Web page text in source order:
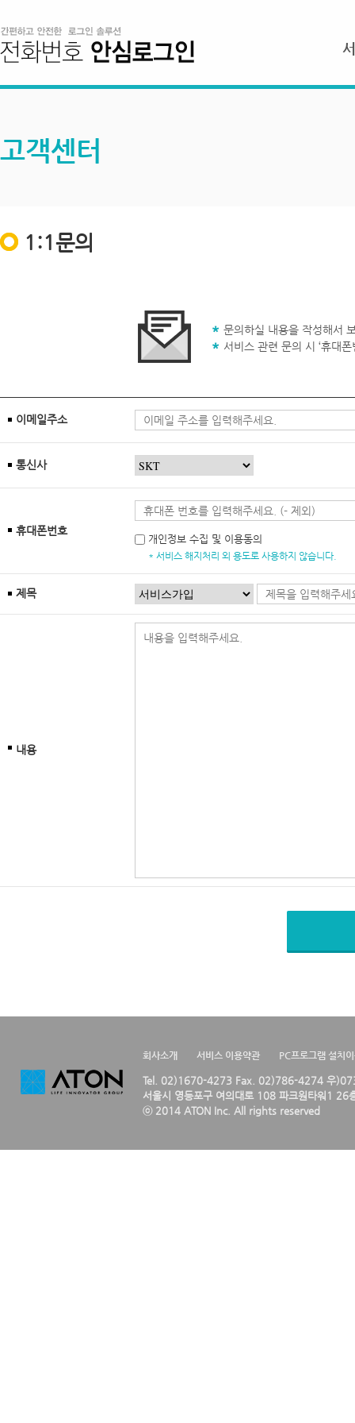
고객센터
1:1문의
문의하실 내용을 작성해서
서비스 관련 문의 시 ‘휴대
이메일주소
통신사
휴대폰번호
개인정보 수집 및 이용동의
* 서비스 해지처리 외 용도로 사용하지 않습니다.
제목
내용
회사소개 서비스 이용약관 PC프로그램 설치
Tel. 02)1670-4273 Fax. 02)786-4274 우
서울시 영등포구 여의대로 108 파크원타워1 26
ⓒ 2014 ATON Inc. All rights reserved